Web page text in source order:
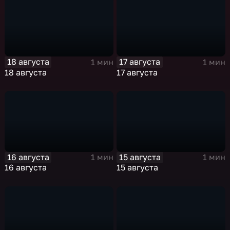
18 августа
1 мин
18 августа
17 августа
1 мин
17 августа
16 августа
1 мин
16 августа
15 августа
1 мин
15 августа